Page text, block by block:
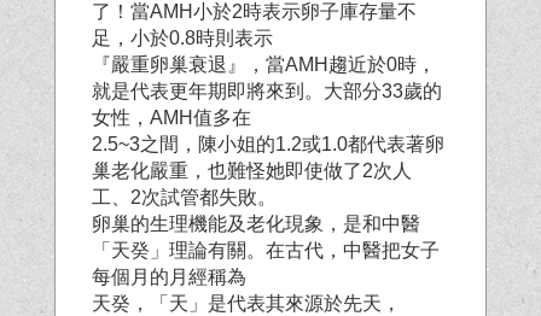
了！當AMH小於2時表示卵子庫存量不
足，小於0.8時則表示
『嚴重卵巢衰退』，當AMH趨近於0時，
就是代表更年期即將來到。大部分33歲的
女性，AMH值多在
2.5~3之間，陳小姐的1.2或1.0都代表著卵
巢老化嚴重，也難怪她即使做了2次人
工、2次試管都失敗。
卵巢的生理機能及老化現象，是和中醫
「天癸」理論有關。在古代，中醫把女子
每個月的月經稱為
天癸，「天」是代表其來源於先天，